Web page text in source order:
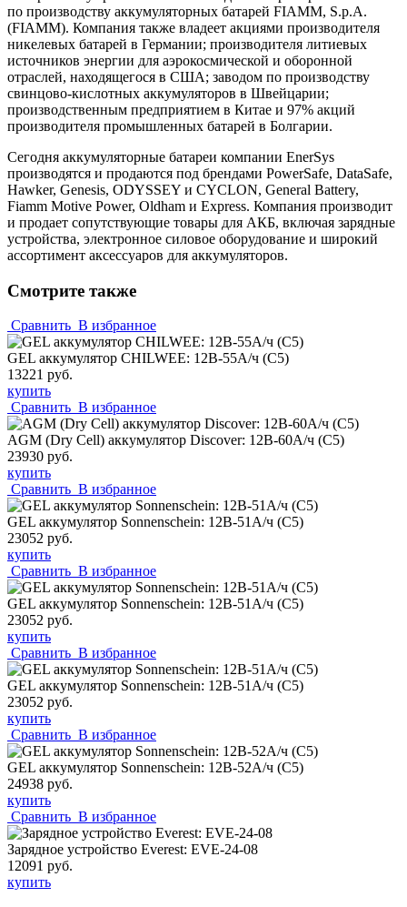
по производству аккумуляторных батарей FIAMM, S.p.A.
(FIAMM). Компания также владеет акциями производителя
никелевых батарей в Германии; производителя литиевых
источников энергии для аэрокосмической и оборонной
отраслей, находящегося в США; заводом по производству
свинцово-кислотных аккумуляторов в Швейцарии;
производственным предприятием в Китае и 97% акций
производителя промышленных батарей в Болгарии.
Сегодня аккумуляторные батареи компании EnerSys
производятся и продаются под брендами PowerSafe, DataSafe,
Hawker, Genesis, ODYSSEY и CYCLON, General Battery,
Fiamm Motive Power, Oldham и Express. Компания производит
и продает сопутствующие товары для АКБ, включая зарядные
устройства, электронное силовое оборудование и широкий
ассортимент аксессуаров для аккумуляторов.
Смотрите также
Сравнить В избранное
GEL аккумулятор CHILWEE: 12В-55А/ч (С5)
13221 руб.
купить
Сравнить В избранное
AGM (Dry Cell) аккумулятор Discover: 12В-60А/ч (С5)
23930 руб.
купить
Сравнить В избранное
GEL аккумулятор Sonnenschein: 12В-51А/ч (С5)
23052 руб.
купить
Сравнить В избранное
GEL аккумулятор Sonnenschein: 12В-51А/ч (С5)
23052 руб.
купить
Сравнить В избранное
GEL аккумулятор Sonnenschein: 12В-51А/ч (С5)
23052 руб.
купить
Сравнить В избранное
GEL аккумулятор Sonnenschein: 12В-52А/ч (С5)
24938 руб.
купить
Сравнить В избранное
Зарядное устройство Everest: EVE-24-08
12091 руб.
купить